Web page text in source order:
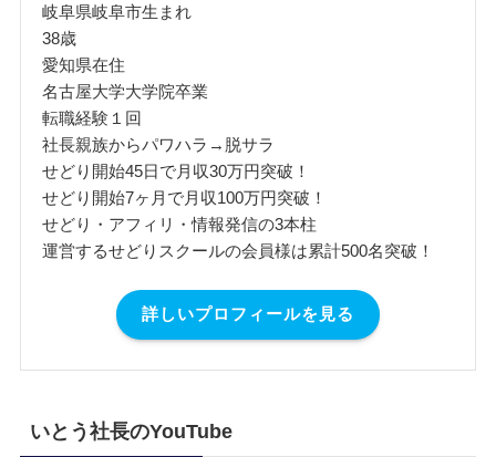
岐阜県岐阜市生まれ
38歳
愛知県在住
名古屋大学大学院卒業
転職経験１回
社長親族からパワハラ→脱サラ
せどり開始45日で月収30万円突破！
せどり開始7ヶ月で月収100万円突破！
せどり・アフィリ・情報発信の3本柱
運営するせどりスクールの会員様は累計500名突破！
詳しいプロフィールを見る
いとう社長のYouTube